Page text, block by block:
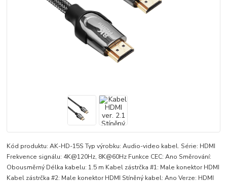
Kód produktu: AK-HD-15S Typ výrobku: Audio-video kabel. Série: HDMI
Frekvence signálu: 4K@120Hz, 8K@60Hz Funkce CEC: Ano Směrování:
Obousměrný Délka kabelu: 1.5 m Kabel zástrčka #1: Male konektor HDMI
Kabel zástrčka #2: Male konektor HDMI Stíněný kabel: Ano Verze: HDMI